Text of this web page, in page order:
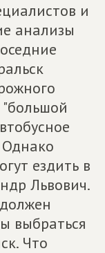
и
анализы
"большой
Однако
ездить в
Львович.
выбраться
Что